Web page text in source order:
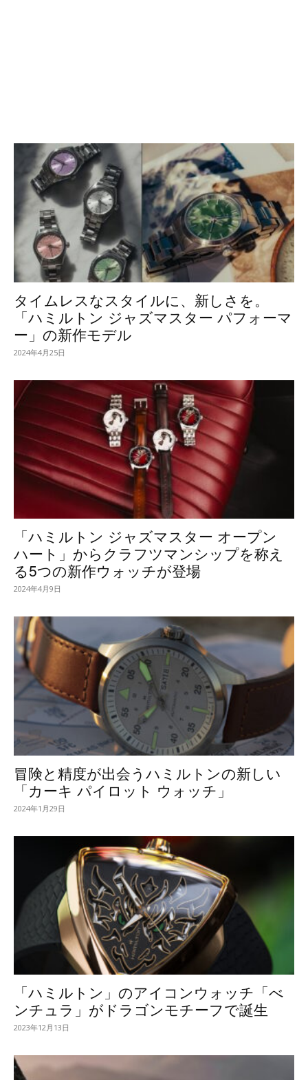
タイムレスなスタイルに、新しさを。
「ハミルトン ジャズマスター パフォーマ
ー」の新作モデル
2024年4月25日
「ハミルトン ジャズマスター オープン
ハート」からクラフツマンシップを称え
る5つの新作ウォッチが登場
2024年4月9日
冒険と精度が出会うハミルトンの新しい
「カーキ パイロット ウォッチ」
2024年1月29日
「ハミルトン」のアイコンウォッチ「べ
ンチュラ」がドラゴンモチーフで誕生
2023年12月13日